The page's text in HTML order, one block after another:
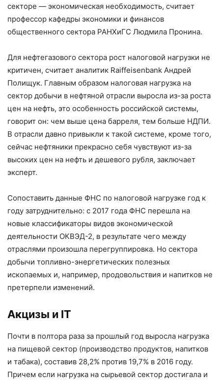
секторе — экономическая необходимость, считает
профессор кафедры экономики и финансов
общественного сектора РАНХиГС Людмила Пронина.
Для нефтегазового сектора рост налоговой нагрузки не
критичен, считает аналитик Raiffeisenbank Андрей
Полищук. Главным образом налоговая нагрузка на
сектор добычи в нефтяной отрасли выросла из-за роста
цен на нефть, это особенность российской системы,
говорит он: чем выше цена барреля, тем больше НДПИ.
В отрасли давно привыкли к такой системе, кроме того,
сейчас нефтяники прекрасно себя чувствуют из-за
высоких цен на нефть и дешевого рубля, заключает
эксперт.
Сопоставить данные ФНС по налоговой нагрузке год к
году затруднительно: с 2017 года ФНС перешла на
новые классификаторы видов экономической
деятельности ОКВЭД-2, в результате чего между
отраслями произошла перегруппировка. Но сектора
добычи топливно-энергетических полезных
ископаемых и, например, продовольствия и напитков не
претерпели изменений.
Акцизы и IT
Почти в полтора раза за прошлый год выросла нагрузка
на пищевой сектор (производство продуктов, напитков
и табака), составив 28,2% против 19,7% в 2016 году.
Причем если нагрузка на сырьевой сектор достигала и